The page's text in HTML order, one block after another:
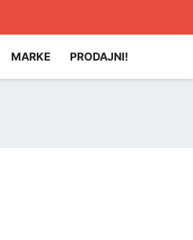
MARKE PRODAJNI!